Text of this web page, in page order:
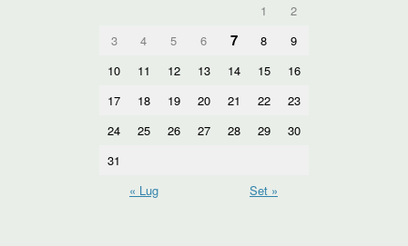
1
2
3
4 5 6 7 8
9
10
11 12 13 14 15
16
17
18 19 20 21 22
23
24
25 26 27 28 29
30
31
« Lug
Set »